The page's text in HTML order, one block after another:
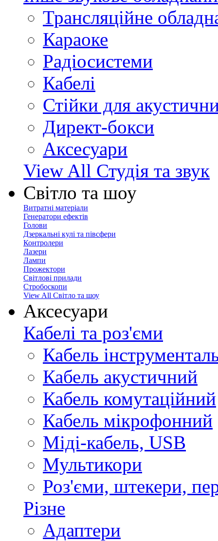
Трансляційне
Караоке
Радіосистеми
Кабелі
Стійки для
Директ-бокси
Аксесуари
View All Студія та звук
Світло та шоу
Витратні матеріали
Генератори ефектів
Голови
Дзеркальні кулі та півсфери
Контролери
Лазери
Лампи
Прожектори
Світлові прилади
Стробоскопи
View All Світло та шоу
Аксесуари
Кабелі та роз'єми
Кабель
Кабель акустичний
Кабель комутаційний
Кабель мікрофонний
Міді-кабель, USB
Мультикори
Роз'єми, штекери,
Різне
Адаптери